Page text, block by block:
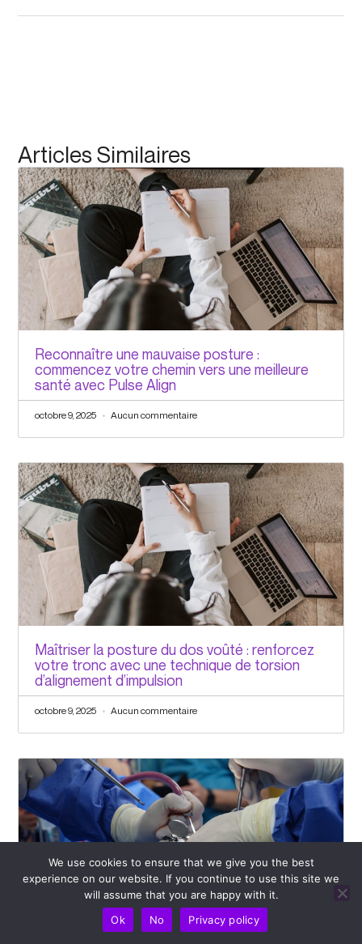
Articles Similaires
Reconnaître une mauvaise posture :
commencez votre chemin vers une meilleure
santé avec Pulse Align
octobre 9, 2025 Aucun commentaire
Maîtriser la posture du dos voûté : renforcez
votre tronc avec une technique de torsion
d’alignement d’impulsion
octobre 9, 2025 Aucun commentaire
We use cookies to ensure that we give you the best
experience on our website. If you continue to use this site we
will assume that you are happy with it.
Ok
No Privacy policy